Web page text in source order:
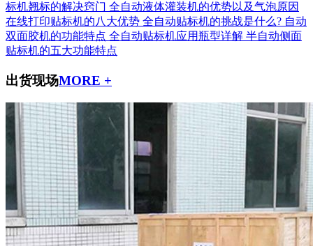
标机翘标的解决窍门 全自动液体灌装机的优势以及气泡原因
在线打印贴标机的八大优势 全自动贴标机的挑战是什么? 自动
双面胶机的功能特点 全自动贴标机应用瓶型详解 半自动侧面
贴标机的五大功能特点
出货现场MORE +